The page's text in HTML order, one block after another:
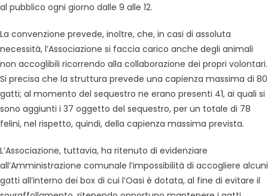
al pubblico ogni giorno dalle 9 alle 12.
La convenzione prevede, inoltre, che, in casi di assoluta
necessità, l’Associazione si faccia carico anche degli animali
non accoglibili ricorrendo alla collaborazione dei propri volontari.
Si precisa che la struttura prevede una capienza massima di 80
gatti; al momento del sequestro ne erano presenti 41, ai quali si
sono aggiunti i 37 oggetto del sequestro, per un totale di 78
felini, nel rispetto, quindi, della capienza massima prevista.
L’Associazione, tuttavia, ha ritenuto di evidenziare
all’Amministrazione comunale l’impossibilità di accogliere alcuni
gatti all’interno dei box di cui l’Oasi è dotata, al fine di evitare il